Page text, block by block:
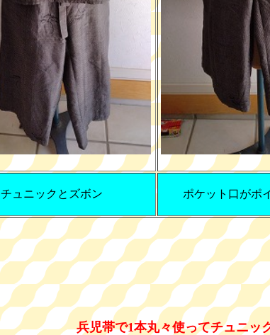
チュニックとズボン ポケット口がポ
兵児帯で1本丸々使ってチュニッ